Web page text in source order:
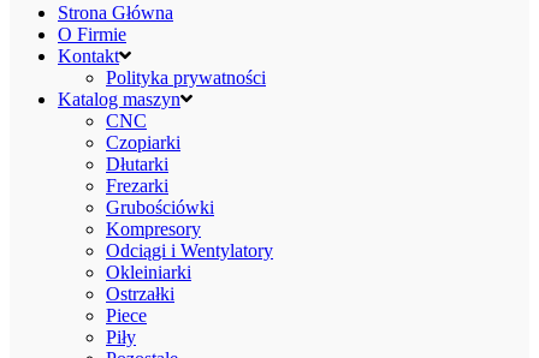
Strona Główna
O Firmie
Kontakt
Polityka prywatności
Katalog maszyn
CNC
Czopiarki
Dłutarki
Frezarki
Grubościówki
Kompresory
Odciągi i Wentylatory
Okleiniarki
Ostrzałki
Piece
Piły